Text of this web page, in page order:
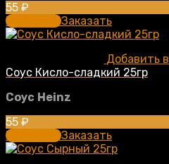
55 ₽
В корзинуЗаказать
Добавить
Соус Кисло-сладкий 25гр
Соус Heinz
55 ₽
В корзинуЗаказать